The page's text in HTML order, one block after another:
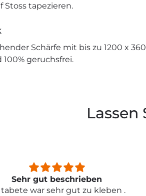
tapezieren.
Schärfe mit bis zu 1200 x
geruchsfrei.
Lassen
schön und von toller Qualität